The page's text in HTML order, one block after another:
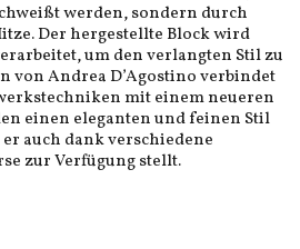
werden, sondern durch
Der hergestellte Block wird
um den verlangten Stil zu
von Andrea D’Agostino verbindet
mit einem neueren
einen eleganten und feinen Stil
auch dank verschiedene
zur Verfügung stellt.